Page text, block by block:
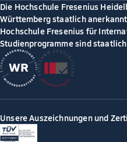
Die Hochschule Fresenius
Württemberg staatlich
Hochschule Fresenius für
Studienprogramme sind
Unsere Auszeichnungen und